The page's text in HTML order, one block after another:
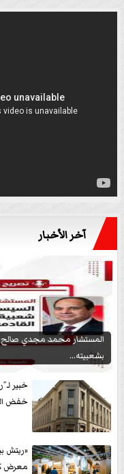
آخر الأخبار
المستشار محمد مجدي صالح
بشعبيته...
خبير
خفض
«ريتش
معرض